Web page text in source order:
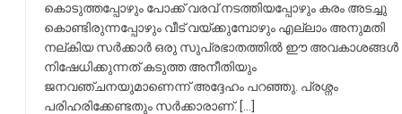
കൊടുത്തപ്പോഴും പോക്ക് വരവ് നടത്തിയപ്പോഴും കരം അടച്ചു
കൊണ്ടിരുന്നപ്പോഴും വീട് വയ്ക്കുമ്പോഴും എല്ലാം അനുമതി
നല്കിയ സർക്കാർ ഒരു സുപ്രഭാതത്തിൽ ഈ അവകാശങ്ങൾ
നിഷേധിക്കുന്നത് കടുത്ത അനീതിയും
ജനവഞ്ചനയുമാണെന്ന് അദ്ദേഹം പറഞ്ഞു. പ്രശ്നം
പരിഹരിക്കേണ്ടതും സർക്കാരാണ്. […]